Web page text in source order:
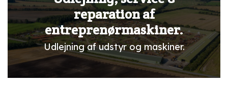
reparation af
entreprenørmaskiner.
Udlejning af udstyr og maskiner.